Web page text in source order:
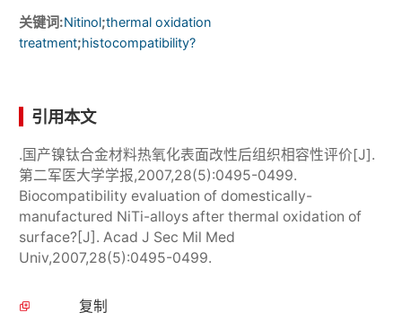
关键词:Nitinol;thermal oxidation
treatment;histocompatibility?
引用本文
.国产镍钛合金材料热氧化表面改性后组织相容性评价[J].
第二军医大学学报,2007,28(5):0495-0499.
Biocompatibility evaluation of domestically-
manufactured NiTi-alloys after thermal oxidation of
surface?[J]. Acad J Sec Mil Med
Univ,2007,28(5):0495-0499.
复制